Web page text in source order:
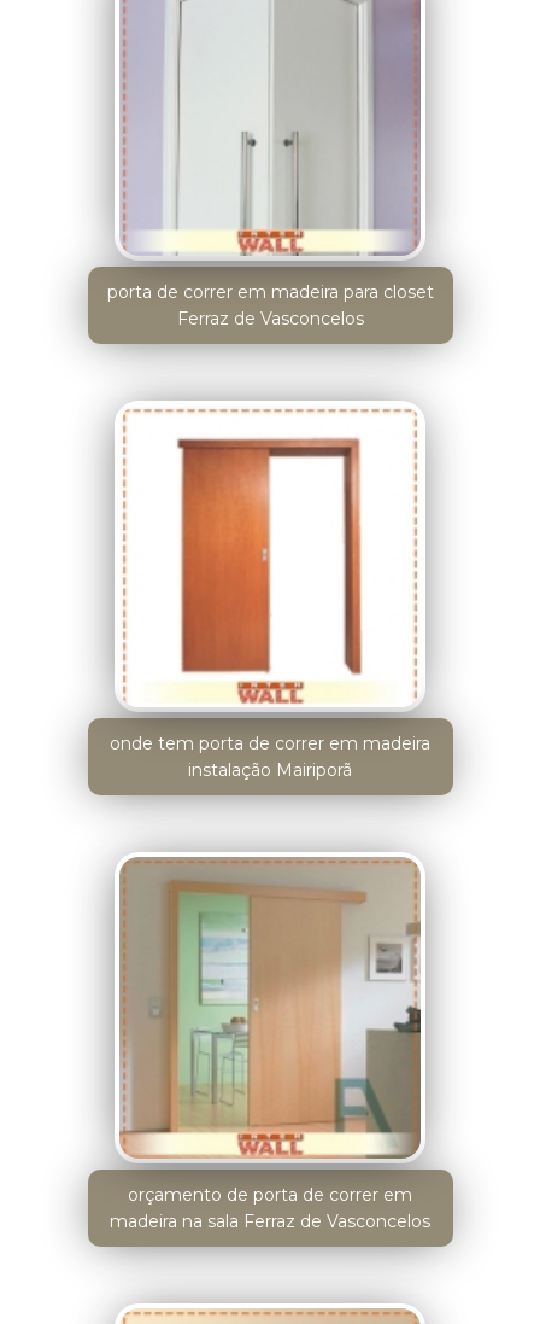
porta de correr em madeira para closet
Ferraz de Vasconcelos
onde tem porta de correr em madeira
instalação Mairiporã
orçamento de porta de correr em
madeira na sala Ferraz de Vasconcelos